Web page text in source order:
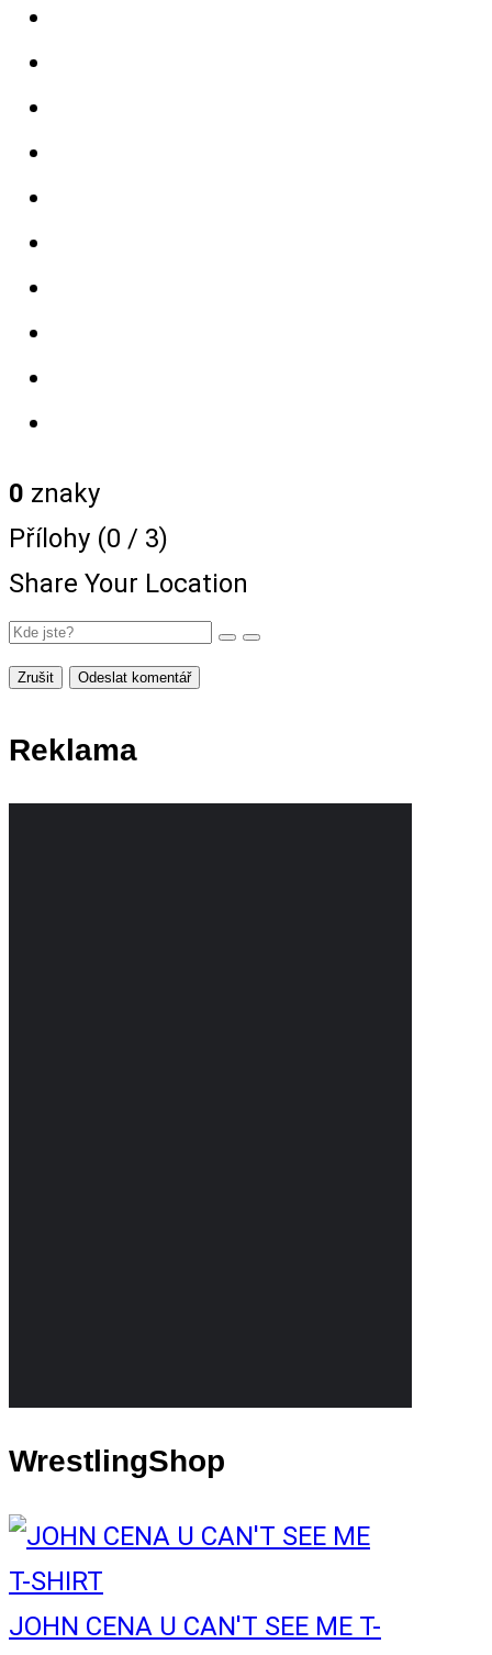
0 znaky
Přílohy (0 / 3)
Share Your Location
Zrušit Odeslat komentář
Reklama
WrestlingShop
JOHN CENA U CAN'T SEE ME T-